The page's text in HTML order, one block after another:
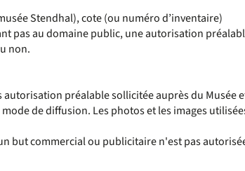
Stendhal), cote (ou numéro d’inventaire)
pas au domaine public, une autorisation
non.
préalable sollicitée auprès du
de diffusion. Les photos et les images
but commercial ou publicitaire n'est pas